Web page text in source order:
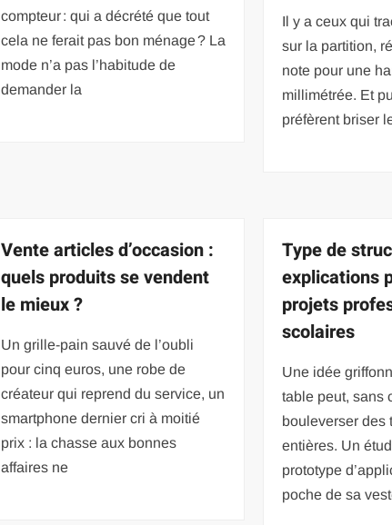
compteur : qui a décrété que tout
cela ne ferait pas bon ménage ? La
mode n’a pas l’habitude de
demander la
Il y a ceux qui
sur la partition,
note pour une
millimétrée. Et
préfèrent briser
Vente articles d’occasion :
quels produits se vendent
le mieux ?
Un grille-pain sauvé de l’oubli
pour cinq euros, une robe de
créateur qui reprend du service, un
smartphone dernier cri à moitié
prix : la chasse aux bonnes
affaires ne
Type de
explications
projets
scolaires
Une idée
table peut, sans
bouleverser des
entières. Un
prototype
poche de sa